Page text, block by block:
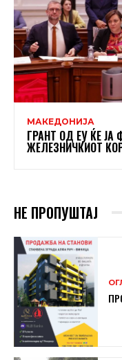
МАКЕДОНИЈА
ГРАНТ ОД ЕУ ЌЕ
ЖЕЛЕЗНИЧКИОТ
НЕ ПРОПУШТАЈ